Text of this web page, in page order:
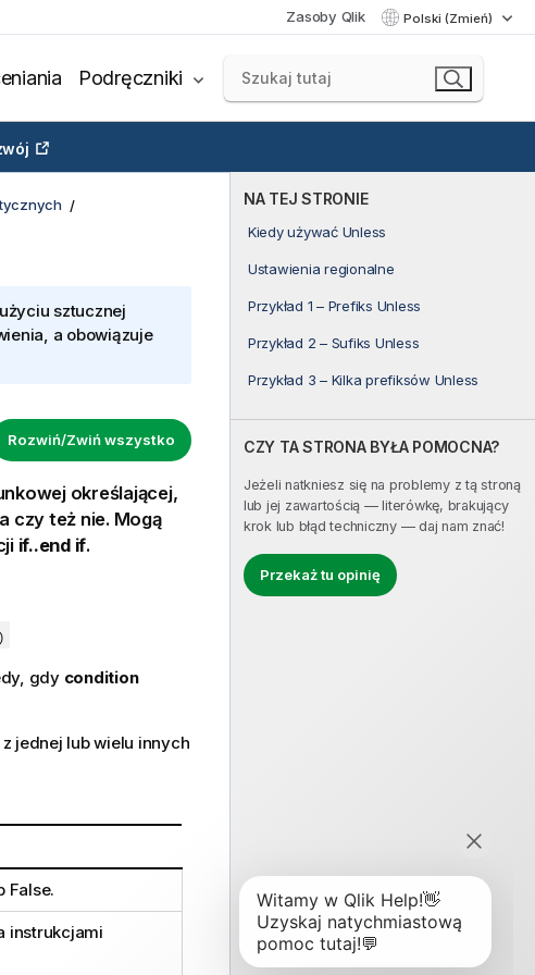
Zasoby Qlik Polski (Zmień)
Podręczniki
NA TEJ STRONIE
Kiedy używać Unless
Ustawienia regionalne
Przykład 1 – Prefiks Unless
Przykład 2 – Sufiks Unless
Przykład 3 – Kilka prefiksów Unless
CZY TA STRONA BYŁA POMOCNA?
Jeżeli natkniesz się na problemy z tą stroną
lub jej zawartością — literówkę, brakujący
krok lub błąd techniczny — daj nam znać!
Przekaż tu opinię
sztucznej
a obowiązuje
Rozwiń/Zwiń wszystko
określającej,
czy też nie. Mogą
if..end if.
gdy condition
jednej lub wielu innych
False.
instrukcjami